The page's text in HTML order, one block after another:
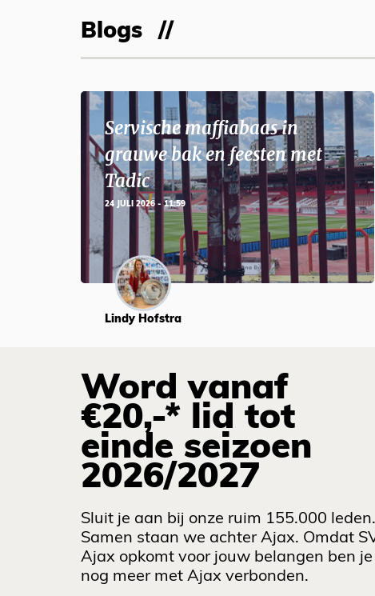
Blogs
Servische maffiabaas in
grauwe bak en feesten met
Tadic
24 JULI 2026 - 11:59
Lindy Hofstra
Word vanaf
€20,-* lid tot
einde seizoen
2026/2027
Sluit je aan bij onze ruim 155.000 leden.
Samen staan we achter Ajax. Omdat
Ajax opkomt voor jouw belangen ben je
nog meer met Ajax verbonden.